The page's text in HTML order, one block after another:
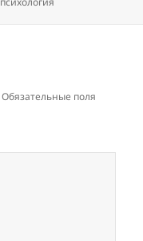
Обязательные поля